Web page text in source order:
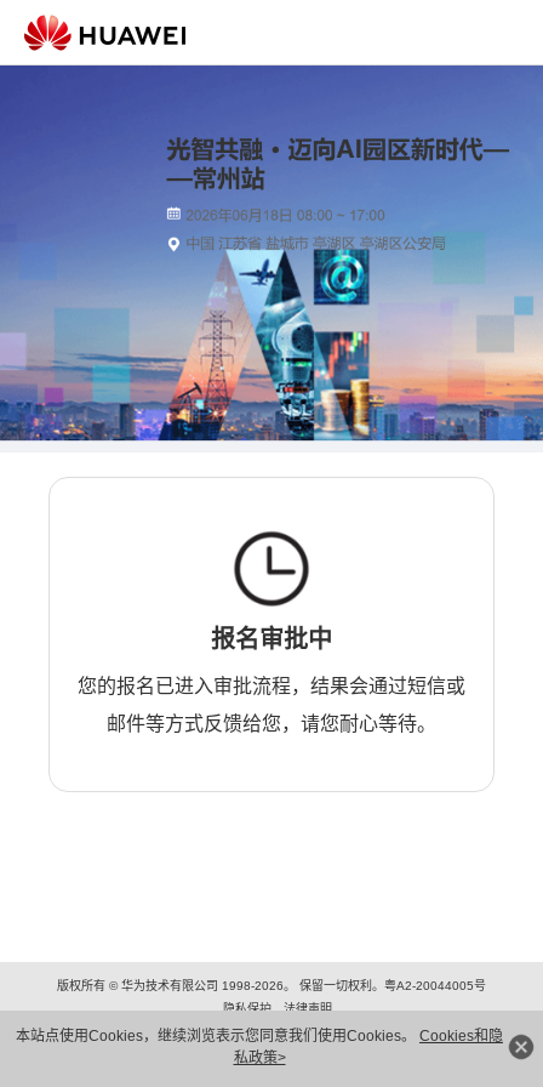
本站点使用Cookies，继续浏览表示您同意我们使用Cookies。 Cookies和隐
私政策>
报名审批中
您的报名已进入审批流程，结果会通过短信或
邮件等方式反馈给您，请您耐心等待。
版权所有 © 华为技术有限公司 1998-2026。 保留一切权利。粤A2-20044005号
隐私保护
法律声明